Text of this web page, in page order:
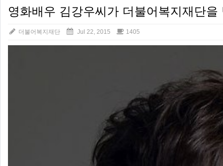
영화배우 김강우씨가 더불어복지재단
더불어복지재단 Jul 22, 2015 1405